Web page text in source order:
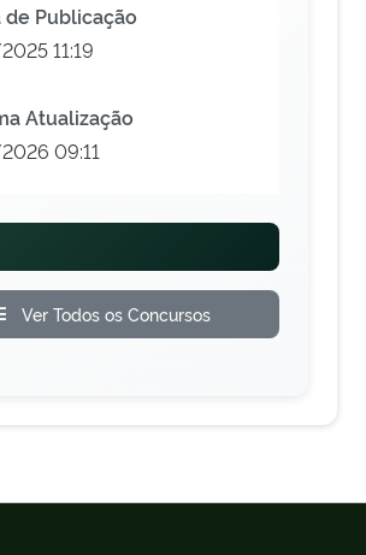
de Publicação
11:19
Atualização
09:11
Ver Todos os Concursos